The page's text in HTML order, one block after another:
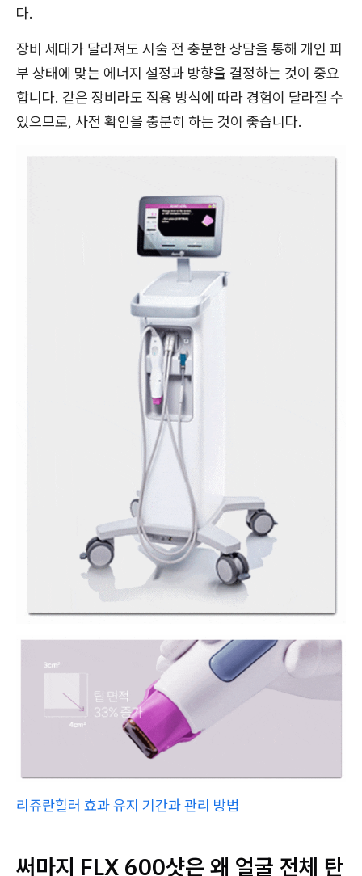
다.
장비 세대가 달라져도 시술 전 충분한 상담을 통해 개인 피
부 상태에 맞는 에너지 설정과 방향을 결정하는 것이 중요
합니다. 같은 장비라도 적용 방식에 따라 경험이 달라질 수
있으므로, 사전 확인을 충분히 하는 것이 좋습니다.
리쥬란힐러 효과 유지 기간과 관리 방법
써마지 FLX 600샷은 왜 얼굴 전체 탄